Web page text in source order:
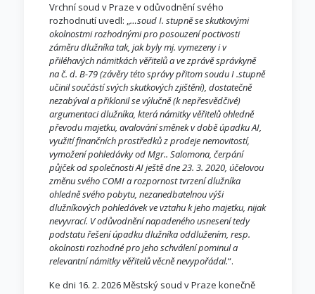
Vrchní soud v Praze v odůvodnění svého
rozhodnutí uvedl: „…soud I. stupně se skutkovými
okolnostmi rozhodnými pro posouzení poctivosti
záměru dlužníka tak, jak byly mj. vymezeny i v
přiléhavých námitkách věřitelů a ve zprávě správkyně
na č. d. B-79 (závěry této správy přitom soudu I .stupně
učinil součástí svých skutkových zjištění), dostatečně
nezabýval a přiklonil se výlučně (k nepřesvědčivé)
argumentaci dlužníka, která námitky věřitelů ohledně
převodu majetku, avalování směnek v době úpadku AI,
využití finančních prostředků z prodeje nemovitostí,
vymožení pohledávky od Mgr.. Salomona, čerpání
půjček od společnosti AI ještě dne 23. 3. 2020, účelovou
změnu svého COMI a rozpornost tvrzení dlužníka
ohledně svého pobytu, nezanedbatelnou výši
dlužníkových pohledávek ve vztahu k jeho majetku, nijak
nevyvrací. V odůvodnění napadeného usnesení tedy
podstatu řešení úpadku dlužníka oddlužením, resp.
okolnosti rozhodné pro jeho schválení pominul a
relevantní námitky věřitelů věcně nevypořádal.“.
Ke dni 16. 2. 2026 Městský soud v Praze konečně